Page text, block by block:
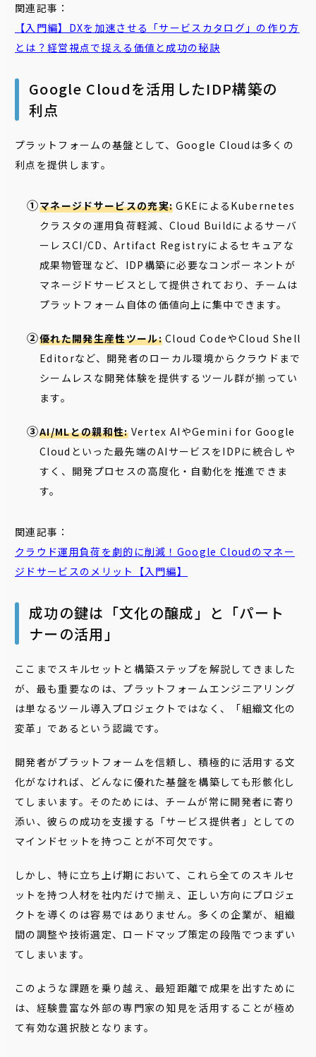
関連記事：
【入門編】DXを加速させる「サービスカタログ」の作り方
とは？経営視点で捉える価値と成功の秘訣
Google Cloudを活用したIDP構築の
利点
プラットフォームの基盤として、Google Cloudは多くの
利点を提供します。
マネージドサービスの充実: GKEによるKubernetes
クラスタの運用負荷軽減、Cloud Buildによるサーバ
ーレスCI/CD、Artifact Registryによるセキュアな
成果物管理など、IDP構築に必要なコンポーネントが
マネージドサービスとして提供されており、チームは
プラットフォーム自体の価値向上に集中できます。
優れた開発生産性ツール:Cloud CodeやCloud Shell
Editorなど、開発者のローカル環境からクラウドまで
シームレスな開発体験を提供するツール群が揃ってい
ます。
AI/MLとの親和性:Vertex AIやGemini for Google
Cloudといった最先端のAIサービスをIDPに統合しや
すく、開発プロセスの高度化・自動化を推進できま
す。
関連記事：
クラウド運用負荷を劇的に削減！Google Cloudのマネー
ジドサービスのメリット【入門編】
成功の鍵は「文化の醸成」と「パート
ナーの活用」
ここまでスキルセットと構築ステップを解説してきました
が、最も重要なのは、プラットフォームエンジニアリング
は単なるツール導入プロジェクトではなく、「組織文化の
変革」であるという認識です。
開発者がプラットフォームを信頼し、積極的に活用する文
化がなければ、どんなに優れた基盤を構築しても形骸化し
てしまいます。そのためには、チームが常に開発者に寄り
添い、彼らの成功を支援する「サービス提供者」としての
マインドセットを持つことが不可欠です。
しかし、特に立ち上げ期において、これら全てのスキルセ
ットを持つ人材を社内だけで揃え、正しい方向にプロジェ
クトを導くのは容易ではありません。多くの企業が、組織
間の調整や技術選定、ロードマップ策定の段階でつまずい
てしまいます。
このような課題を乗り越え、最短距離で成果を出すために
は、経験豊富な外部の専門家の知見を活用することが極め
て有効な選択肢となります。